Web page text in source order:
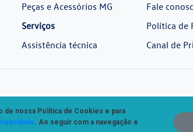
Peças e Acessórios MG
Serviços
Assistência técnica
Fale
Política de
Canal de
de nossa Política de Cookies e para
. Ao seguir com a navegação e